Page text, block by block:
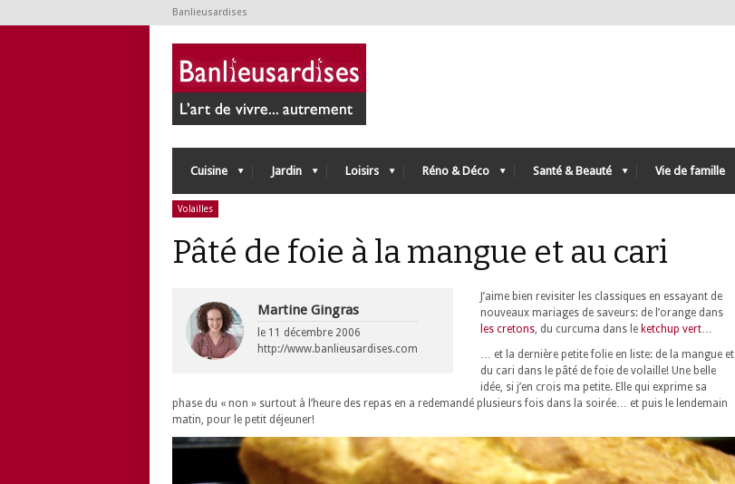
Banlieusardises
Cuisine Jardin Loisirs Réno & Déco Santé & Beauté Vie de famille
Volailles
Pâté de foie à la mangue et au cari
Martine Gingras
le 11 décembre 2006
http://www.banlieusardises.com
J’aime bien revisiter les classiques en essayant de
nouveaux mariages de saveurs: de l’orange dans
les cretons, du curcuma dans le ketchup vert…
… et la dernière petite folie en liste: de la mangue et
du cari dans le pâté de foie de volaille! Une belle
idée, si j’en crois ma petite. Elle qui exprime sa
phase du « non » surtout à l’heure des repas en a redemandé plusieurs fois dans la soirée… et puis le lendemain
matin, pour le petit déjeuner!